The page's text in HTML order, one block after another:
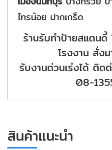
ไทรน้อย ปากเกร็ด
ร้านรับทําป้ายสแตน
โรงงาน สั่ง
รับงานด่วนเร่งได้ ติ
08-
สินค้าแนะนำ